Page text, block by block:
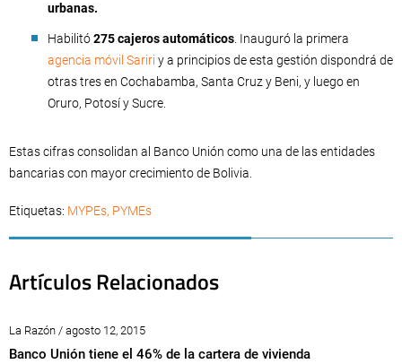
urbanas.
Habilitó275 cajeros automáticos . Inauguró la primera
agencia móvil Sariri y a principios de esta gestión dispondrá de
otras tres en Cochabamba, Santa Cruz y Beni, y luego en
Oruro, Potosí y Sucre.
Estas cifras consolidan al Banco Unión como una de las entidades
bancarias con mayor crecimiento de Bolivia.
Etiquetas: MYPEs, PYMEs
Artículos Relacionados
La Razón / agosto 12, 2015
Banco Unión tiene el 46% de la cartera de vivienda